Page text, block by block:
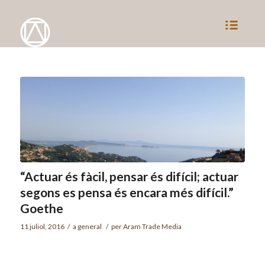
“Actuar és fàcil, pensar és difícil; actuar
segons es pensa és encara més difícil.”
Goethe
11 juliol, 2016 / a general / perAram Trade Media